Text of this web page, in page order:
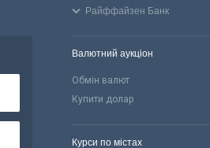
Райффайзен Банк
Валютний аукціон
Обмін валют
Купити долар
Курси по містах